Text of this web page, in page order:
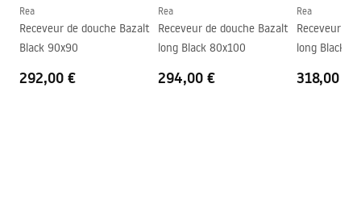
Siphon inclus
Garantie
24 mois
Rea
Receveur de douche Bazalt
Black 90x90
292,00 €
Rea
Receveur de douche Bazalt
long Black 80x100
294,00 €
Rea
Receveur de
long Black
318,00 €